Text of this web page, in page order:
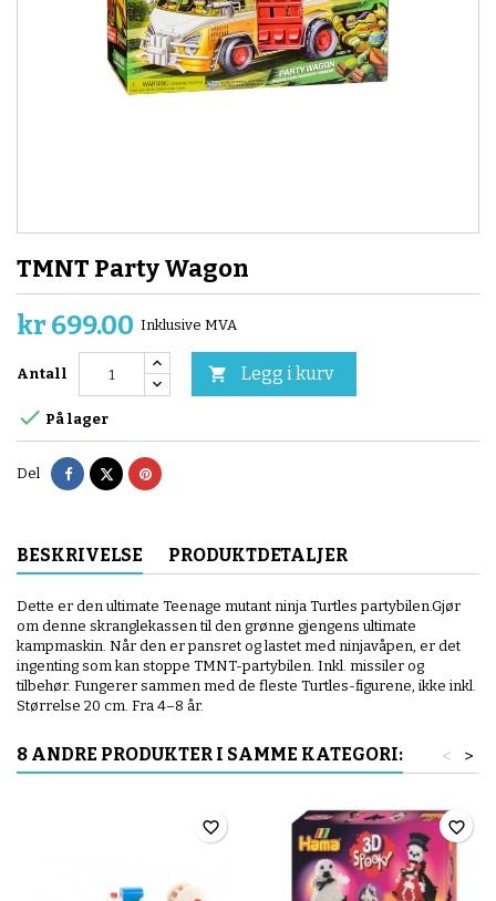
TMNT Party Wagon
kr 699.00 Inklusive MVA
Antall  Legg i kurv
 På lager
Del Del TvitrePinterest
BESKRIVELSE PRODUKTDETALJER
Dette er den ultimate Teenage mutant ninja Turtles partybilen.Gjør
om denne skranglekassen til den grønne gjengens ultimate
kampmaskin. Når den er pansret og lastet med ninjavåpen, er det
ingenting som kan stoppe TMNT-partybilen. Inkl. missiler og
tilbehør. Fungerer sammen med de fleste Turtles-figurene, ikke inkl.
Størrelse 20 cm. Fra 4–8 år.
8 ANDRE PRODUKTER I SAMME KATEGORI: >
<
favorite_border favorite_border